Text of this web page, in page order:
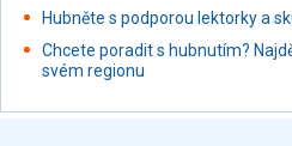
Nápoje alkoholické
Restaurace, jídelny, hotová jídla
Fastfood
Studená kuchyně, lahůdkářské
Hubněte s podporou lektorky a
Chcete poradit s hubnutím?
svém regionu